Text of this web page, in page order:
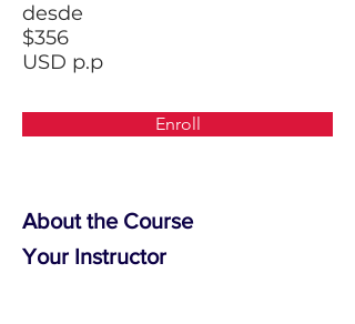
desde
$356
USD p.p
Enroll
About the Course
Your Instructor